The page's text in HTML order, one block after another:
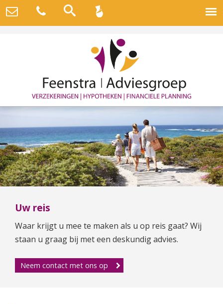
Uw reis
Waar krijgt u mee te maken als u op reis gaat? Wij
staan u graag bij met een deskundig advies.
Neem contact met ons op